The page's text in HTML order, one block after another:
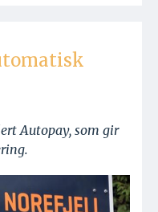
Autopay, som gir